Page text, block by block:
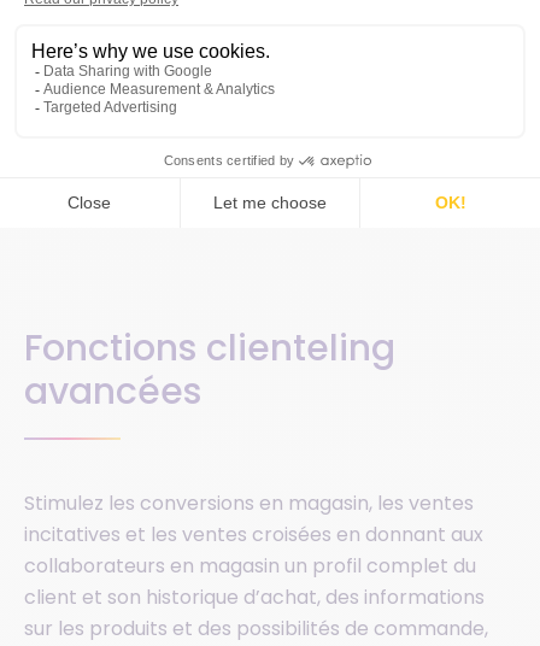
Fonctions clienteling
avancées
Stimulez les conversions en magasin, les ventes
incitatives et les ventes croisées en donnant aux
collaborateurs en magasin un profil complet du
client et son historique d’achat, des informations
sur les produits et des possibilités de commande,